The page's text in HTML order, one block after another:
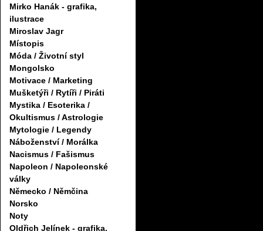
Mirko Hanák - grafika,
ilustrace
Miroslav Jagr
Místopis
Móda / Životní styl
Mongolsko
Motivace / Marketing
Mušketýři / Rytíři / Piráti
Mystika / Esoterika /
Okultismus / Astrologie
Mytologie / Legendy
Náboženství / Morálka
Nacismus / Fašismus
Napoleon / Napoleonské
války
Německo / Němčina
Norsko
Noty
Oldřich Jelínek - grafika,